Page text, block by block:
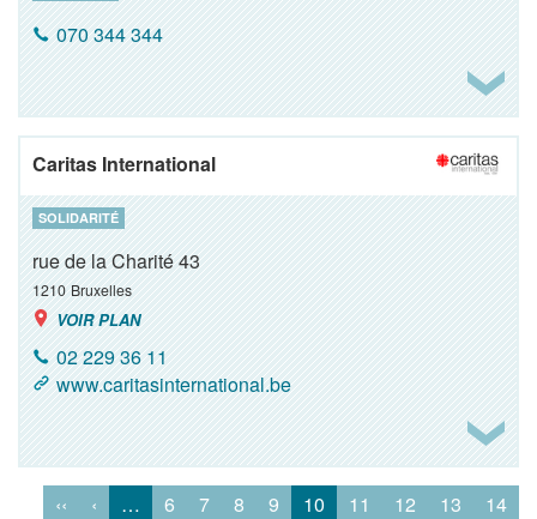
070 344 344
Caritas International
SOLIDARITÉ
rue de la Charité 43
1210 Bruxelles
VOIR PLAN
02 229 36 11
www.caritasinternational.be
‹‹ ‹ … 6 7 8 9 10 11 12 13
14